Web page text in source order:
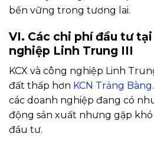
bền vững trong tương lai.
VI. Các chi phí đầu tư tại
nghiệp Linh Trung III
KCX và công nghiệp Linh
đất thấp hơn KCN Trảng Bàng
các doanh nghiệp đang có
động sản xuất nhưng gặp
đầu tư.